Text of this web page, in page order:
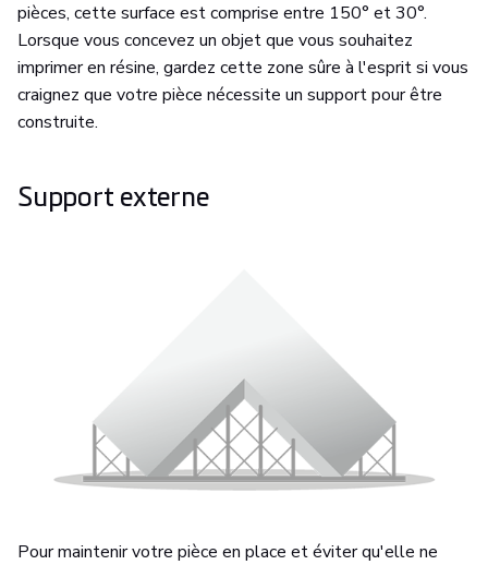
pièces, cette surface est comprise entre 150° et 30°.
Lorsque vous concevez un objet que vous souhaitez
imprimer en résine, gardez cette zone sûre à l'esprit si vous
craignez que votre pièce nécessite un support pour être
construite.
Support externe
Pour maintenir votre pièce en place et éviter qu'elle ne